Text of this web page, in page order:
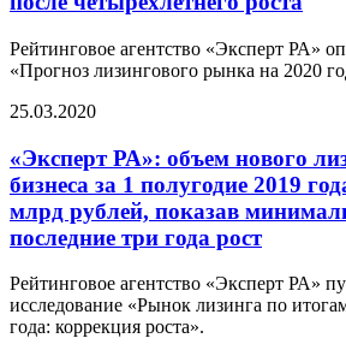
Рейтинговое агентство «Эксперт РА»
«Прогноз лизингового рынка на 2020
25.03.2020
«Эксперт РА»: объем нового
бизнеса за 1 полугодие 2019
млрд рублей, показав
последние три года рост
Рейтинговое агентство «Эксперт РА»
исследование «Рынок лизинга по
года: коррекция роста».